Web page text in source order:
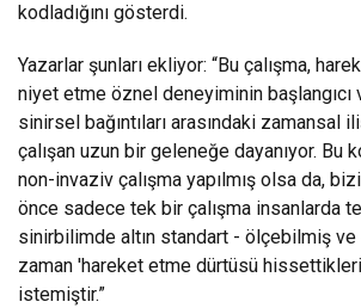
kodladığını gösterdi.
Yazarlar şunları ekliyor: “Bu çalışma,
niyet etme öznel deneyiminin başlangıcı
sinirsel bağıntıları arasındaki zamansal
çalışan uzun bir geleneğe dayanıyor. Bu
non-invaziv çalışma yapılmış olsa da,
önce sadece tek bir çalışma insanlarda
sinirbilimde altın standart - ölçebilmiş ve
zaman 'hareket etme dürtüsü
istemiştir.”